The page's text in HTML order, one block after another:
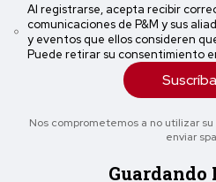
Al registrarse, acepta recibir
comunicaciones de P&M y sus
y eventos que ellos consideren
Puede retirar su consentimiento
Nos comprometemos a no utilizar
enviar
Guardando